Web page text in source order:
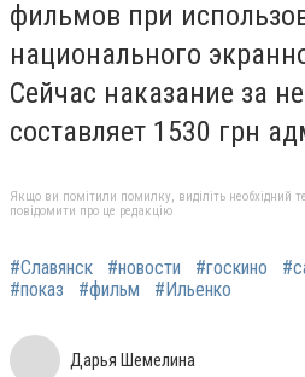
фильмов при
национального
Сейчас наказание за
составляет 1530 грн
Якщо ви помітили помилку, виділіть необхідний
повідомити про це редакцію
#Славянск #новости #госкино
#показ
#фильм #Ильенко
Дарья Шемелина